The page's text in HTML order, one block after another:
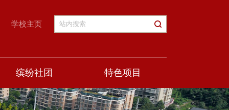
学校主页
缤纷社团 特色项目